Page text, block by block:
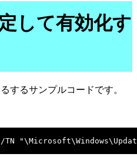
して有効化す
するサンプルコードです。